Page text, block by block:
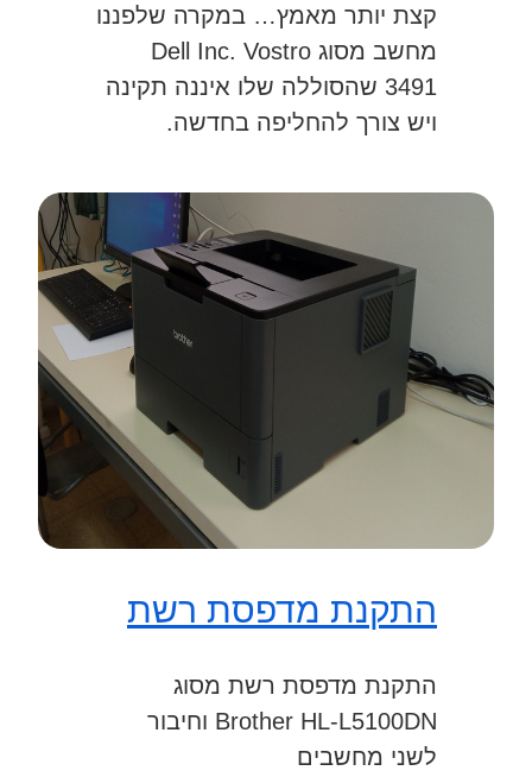
קצת יותר מאמץ… במקרה שלפננו
מחשב מסוג Dell Inc. Vostro
3491 שהסוללה שלו איננה תקינה
ויש צורך להחליפה בחדשה.
התקנת מדפסת רשת
התקנת מדפסת רשת מסוג
Brother HL-L5100DN וחיבור
לשני מחשבים